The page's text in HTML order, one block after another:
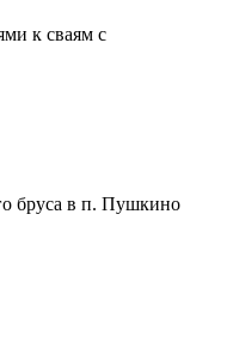
к сваям с
бруса в п. Пушкино